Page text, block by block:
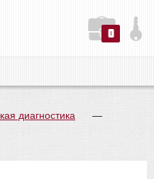
0
диагностика
—